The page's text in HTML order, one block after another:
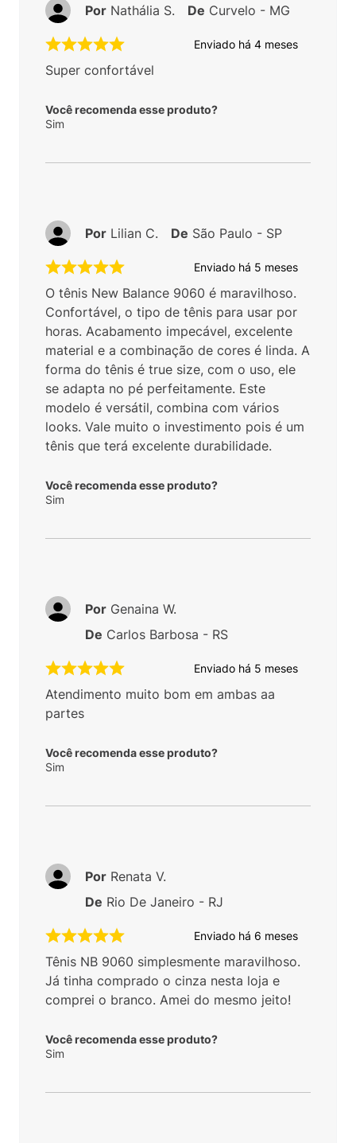
Enviado há 4 meses
Super confortável
Você recomenda esse produto?
Sim
Por Nathália S. De Curvelo - MG
Enviado há 5 meses
O tênis New Balance 9060 é maravilhoso.
Confortável, o tipo de tênis para usar por
horas. Acabamento impecável, excelente
material e a combinação de cores é linda. A
forma do tênis é true size, com o uso, ele
se adapta no pé perfeitamente. Este
modelo é versátil, combina com vários
looks. Vale muito o investimento pois é um
tênis que terá excelente durabilidade.
Você recomenda esse produto?
Sim
Por Lilian C. De São Paulo - SP
Enviado há 5 meses
Atendimento muito bom em ambas aa
partes
Você recomenda esse produto?
Sim
Por Genaina W.
De Carlos Barbosa - RS
Enviado há 6 meses
Tênis NB 9060 simplesmente maravilhoso.
Já tinha comprado o cinza nesta loja e
comprei o branco. Amei do mesmo jeito!
Você recomenda esse produto?
Sim
Por Renata V.
De Rio De Janeiro - RJ